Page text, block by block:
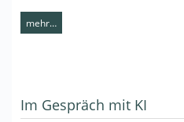
mehr…
Im Gespräch mit KI